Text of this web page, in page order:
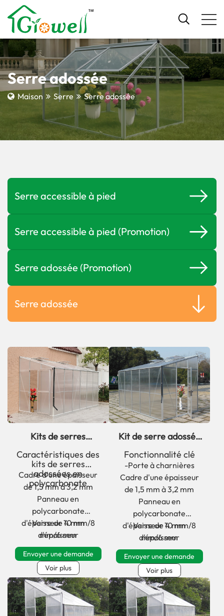
Serre adossée
Maison Serre Serre adossée
Serre accessible à pied
Serre accessible à pied (Promotion)
Serre adossée (Promotion)
Serre adossée
Kits de serres
adossées en
polycarbonate pour
hiver profond de la
série HGLA
Caractéristiques des
kits de serres
adossées en
polycarbonate
Cadre d'une épaisseur
de 1,5 mm à 3,2 mm
Panneau en
polycarbonate
d'épaisseur 10 mm/8
mm/6 mm
Verre de 4 mm
d'épaisseur
Envoyer une demande
Voir plus
Kit de serre adossée
en polycarbonate et
verre série HGLB
Fonctionnalité clé
-Porte à charnières
Cadre d'une épaisseur
de 1,5 mm à 3,2 mm
Panneau en
polycarbonate
d'épaisseur 10 mm/8
mm/6 mm
Verre de 4 mm
d'épaisseur
Envoyer une demande
Voir plus